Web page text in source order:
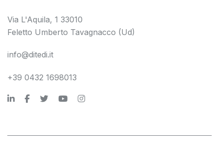
Via L'Aquila, 1 33010
Feletto Umberto Tavagnacco (Ud)
info@ditedi.it
+39 0432 1698013